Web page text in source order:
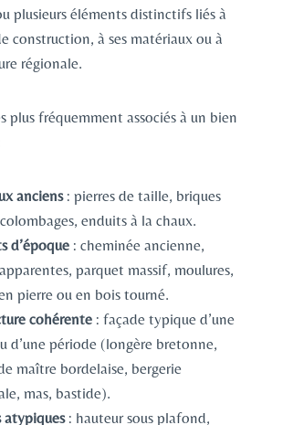
plusieurs éléments distinctifs liés à
construction, à ses matériaux ou à
régionale.
plus fréquemment associés à un bien
anciens: pierres de taille, briques
enduits à la chaux.
d’époque : cheminée ancienne,
parquet massif, moulures,
pierre ou en bois tourné.
cohérente : façade typique d’une
d’une période (longère bretonne,
maître bordelaise, bergerie
mas, bastide).
atypiques: hauteur sous plafond,